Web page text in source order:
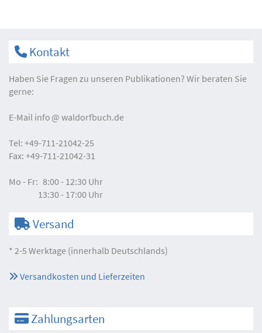
Kontakt
Haben Sie Fragen zu unseren Publikationen? Wir beraten Sie
gerne:
E-Mail info waldorfbuch.de
Tel: +49-711-21042-25
Fax: +49-711-21042-31
Mo - Fr: 8:00 - 12:30 Uhr
13:30 - 17:00 Uhr
Versand
* 2-5 Werktage (innerhalb Deutschlands)
Versandkosten und Lieferzeiten
Zahlungsarten